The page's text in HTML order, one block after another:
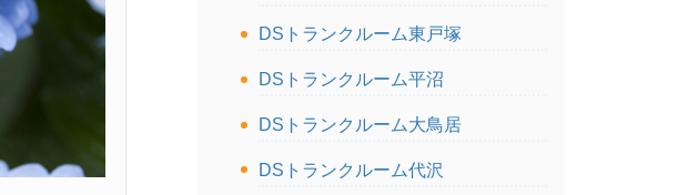
DSトランクルーム東戸塚
DSトランクルーム平沼
DSトランクルーム大鳥居
DSトランクルーム代沢